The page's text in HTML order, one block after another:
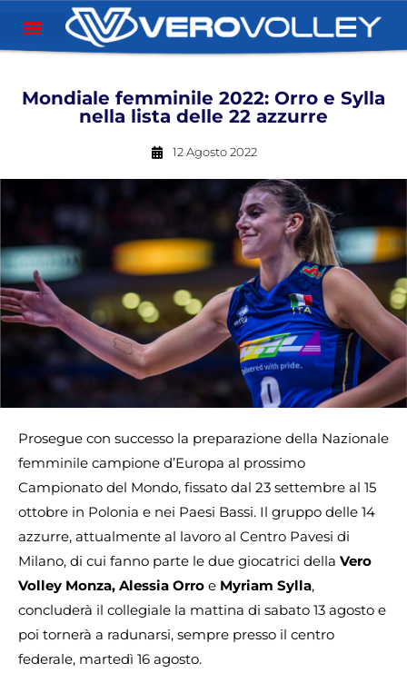
Mondiale femminile 2022: Orro e Sylla
nella lista delle 22 azzurre
12 Agosto 2022
Prosegue con successo la preparazione della Nazionale
femminile campione d’Europa al prossimo
Campionato del Mondo, fissato dal 23 settembre al 15
ottobre in Polonia e nei Paesi Bassi. Il gruppo delle 14
azzurre, attualmente al lavoro al Centro Pavesi di
Milano, di cui fanno parte le due giocatrici della Vero
Volley Monza, Alessia Orro e Myriam Sylla,
concluderà il collegiale la mattina di sabato 13 agosto e
poi tornerà a radunarsi, sempre presso il centro
federale, martedì 16 agosto.